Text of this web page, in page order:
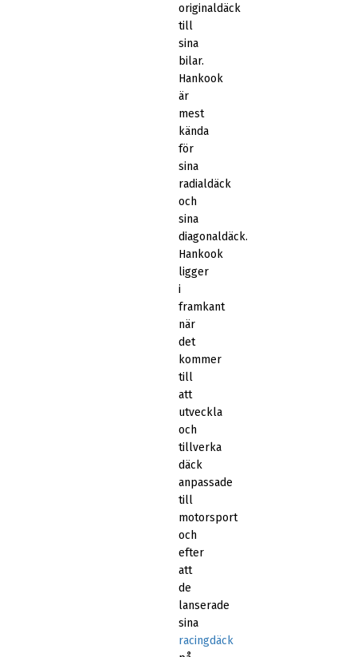
originaldäck
till
sina
bilar.
Hankook
är
mest
kända
för
sina
radialdäck
och
sina
diagonaldäck.
Hankook
ligger
i
framkant
när
det
kommer
till
att
utveckla
och
tillverka
däck
anpassade
till
motorsport
och
efter
att
de
lanserade
sina
racingdäck